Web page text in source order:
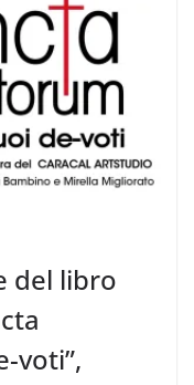
del libro
voti”,